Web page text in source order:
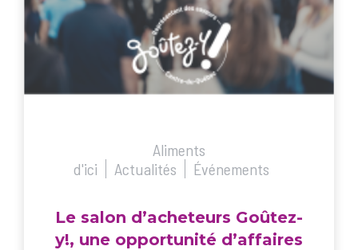
Aliments
d'ici
Actualités Événements
Le salon d’acheteurs Goûtez-
y!, une opportunité d’affaires